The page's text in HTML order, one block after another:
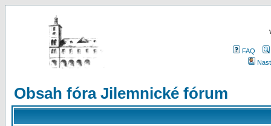
FAQ
Obsah fóra Jilemnické fórum